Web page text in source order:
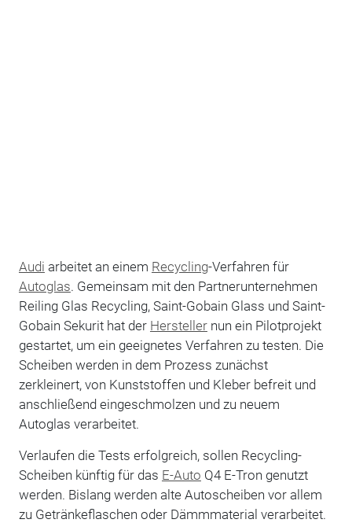
Audi arbeitet an einem Recycling-Verfahren für
Autoglas. Gemeinsam mit den Partnerunternehmen
Reiling Glas Recycling, Saint-Gobain Glass und Saint-
Gobain Sekurit hat der Herstellernun ein Pilotprojekt
gestartet, um ein geeignetes Verfahren zu testen. Die
Scheiben werden in dem Prozess zunächst
zerkleinert, von Kunststoffen und Kleber befreit und
anschließend eingeschmolzen und zu neuem
Autoglas verarbeitet.
Verlaufen die Tests erfolgreich, sollen Recycling-
Scheiben künftig für das E-Auto Q4 E-Tron genutzt
werden. Bislang werden alte Autoscheiben vor allem
zu Getränkeflaschen oder Dämmmaterial verarbeitet.